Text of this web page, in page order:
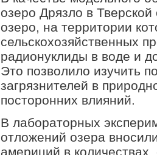
озеро Дрязло в
озеро, на территории
сельскохозяйственных
радионуклиды в воде и
Это позволило изучить
загрязнителей в
посторонних влияний.
В лабораторных
отложений озера
америций в